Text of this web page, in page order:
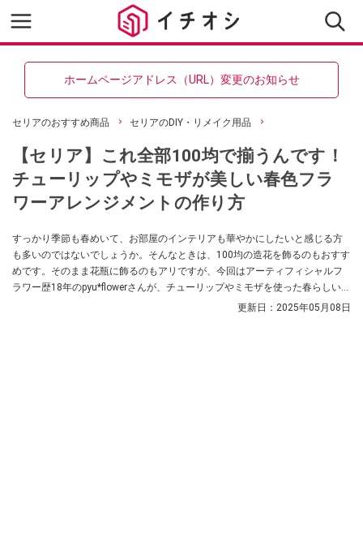
ホームページアドレス（URL）変更のお知らせ
セリアのおすすめ商品 セリアのDIY・リメイク用品
【セリア】これ全部100均で揃うんです！
チューリップやミモザが美しい春色フラ
ワーアレンジメントの作り方
すっかり季節も春めいて、お部屋のインテリアも華やかにしたいと感じる方
も多いのではないでしょうか。そんなときは、100均の造花を飾るのもおすす
めです。そのまま花瓶に飾るのもアリですが、今回はアーティフィシャルフ
ラワー歴18年のpyu*flowerさんが、チューリップやミモザを使った春らしいフ
ラワーアレンジメントの作り方を紹介してくれました。100均で素材は揃うの
更新日： 2025年05月08日